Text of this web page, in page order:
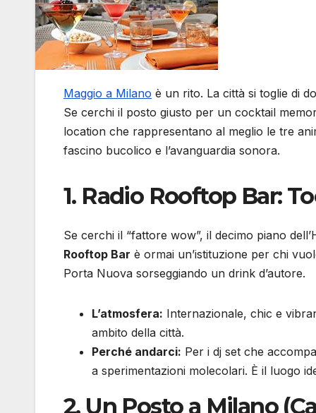
Maggio a Milano è un rito. La città si toglie di
Se cerchi il posto giusto per un cocktail
location che rappresentano al meglio le tre
fascino bucolico e l’avanguardia sonora.
1. Radio Rooftop Bar:
Se cerchi il “fattore wow”, il decimo piano
Rooftop Bar è ormai un’istituzione per chi
Porta Nuova sorseggiando un drink d’autore.
L’atmosfera: Internazionale, chic e
ambito della città.
Perché andarci: Per i dj set che
a sperimentazioni molecolari. È il luogo
2. Un Posto a Milano